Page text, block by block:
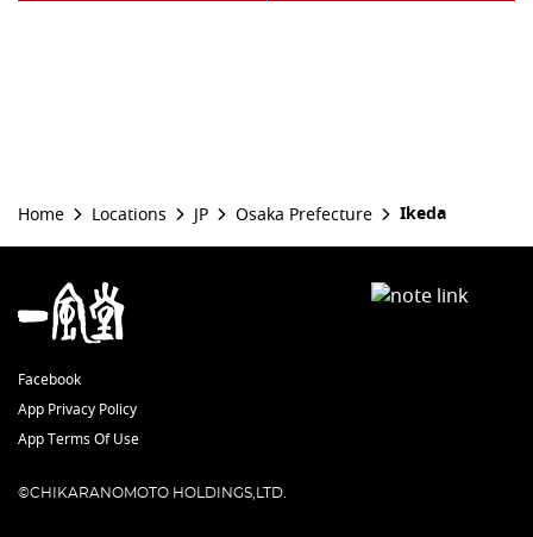
Home Locations JP Osaka Prefecture Ikeda
Facebook
App Privacy Policy
App Terms Of Use
©CHIKARANOMOTO HOLDINGS,LTD.